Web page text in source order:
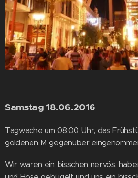
Samstag 18.06.2016
Tagwache um 08:00 Uhr, das
goldenen M gegenüber
Wir waren ein bisschen nervös,